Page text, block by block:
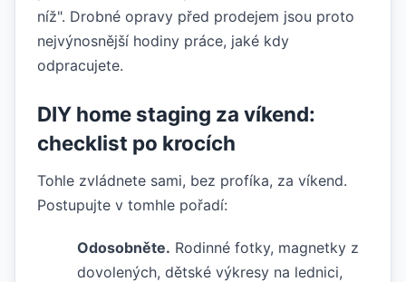
níž". Drobné opravy před prodejem jsou proto
nejvýnosnější hodiny práce, jaké kdy
odpracujete.
DIY home staging za víkend:
checklist po krocích
Tohle zvládnete sami, bez profíka, za víkend.
Postupujte v tomhle pořadí:
Odosobněte. Rodinné fotky, magnetky z
dovolených, dětské výkresy na lednici,